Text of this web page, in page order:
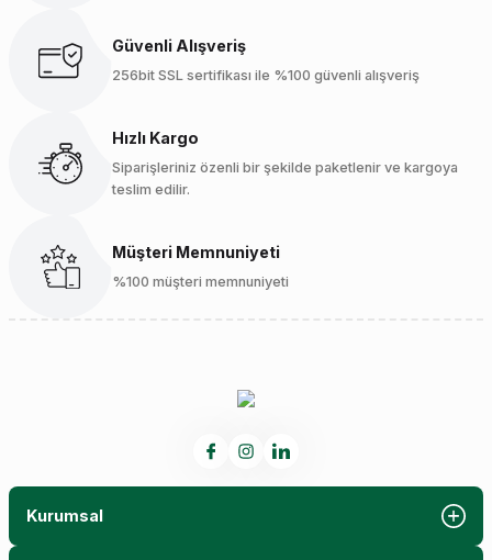
Güvenli Alışveriş
256bit SSL sertifikası ile %100 güvenli alışveriş
Hızlı Kargo
Siparişleriniz özenli bir şekilde paketlenir ve kargoya
teslim edilir.
Müşteri Memnuniyeti
%100 müşteri memnuniyeti
Kurumsal